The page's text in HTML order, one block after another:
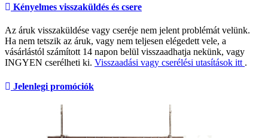
Kényelmes visszaküldés és csere
Az áruk visszaküldése vagy cseréje nem jelent problémát velünk.
Ha nem tetszik az áruk, vagy nem teljesen elégedett vele, a
vásárlástól számított 14 napon belül visszaadhatja nekünk, vagy
INGYEN cserélheti ki. Visszaadási vagy cserélési utasítások itt .
Jelenlegi promóciók